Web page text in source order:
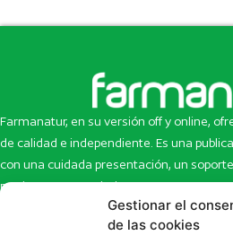
Gestionar el
de las cookies
Farmanatur, en su versión off y online,
de calidad e independiente. Es una
con una cuidada presentación, un
productos y novedades.
Inicio